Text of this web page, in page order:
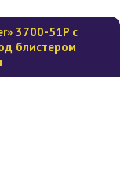
3700-51P с
блистером